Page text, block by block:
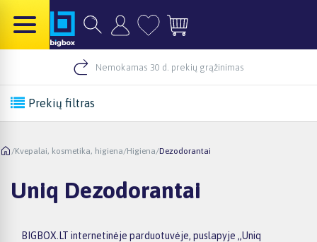
Nemokamas 30 d. prekių grąžinimas
Prekių filtras
/Kvepalai, kosmetika, higiena/Higiena/Dezodorantai
Uniq Dezodorantai
BIGBOX.LT internetinėje parduotuvėje, puslapyje „Uniq